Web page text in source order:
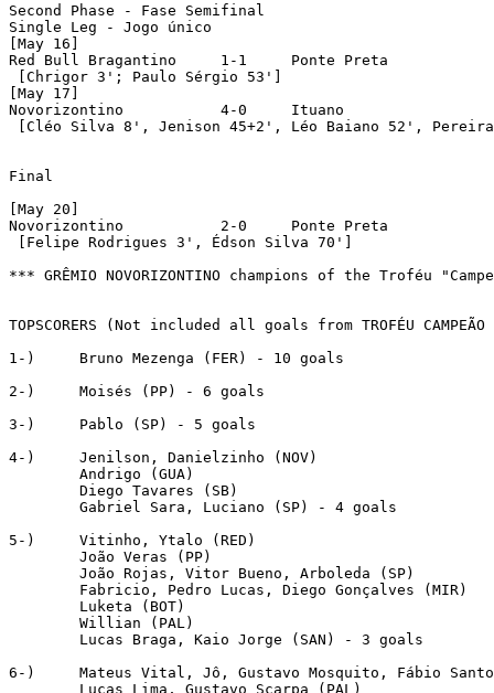
Second Phase - Fase Semifinal
Single Leg - Jogo único
[May 16]
Red Bull Bragantino	1-1	Ponte Preta 			[Pen. 2-4]
[Chrigor 3'; Paulo Sérgio 53']
[May 17]
Novorizontino		4-0	Ituano
[Cléo Silva 8', Jenison 45+2', Léo Baiano 52',
Final
[May 20]
Novorizontino		2-0	Ponte Preta
[Felipe Rodrigues 3', Édson Silva 70']
*** GRÊMIO NOVORIZONTINO champions of the Troféu
TOPSCORERS (Not included all goals from TROFÉU CAMPEÃO
1-) 	Bruno Mezenga (FER) - 10 goals
2-) 	Moisés (PP) - 6 goals
3-) 	Pablo (SP) - 5 goals
4-)     Jenilson, Danielzinho (NOV)
5-)	Vitinho, Ytalo (RED)
6-) 	Mateus Vital, Jô, Gustavo Mosquito, Fábio Santos, Jemerson, Raul Gustavo (COR)